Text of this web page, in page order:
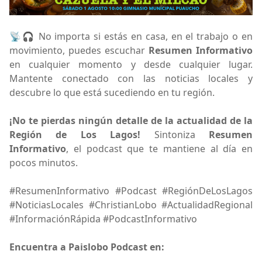
📡🎧 No importa si estás en casa, en el trabajo o en
movimiento, puedes escuchar Resumen Informativo
en cualquier momento y desde cualquier lugar.
Mantente conectado con las noticias locales y
descubre lo que está sucediendo en tu región.
¡No te pierdas ningún detalle de la actualidad de la
Región de Los Lagos! Sintoniza Resumen
Informativo, el podcast que te mantiene al día en
pocos minutos.
#ResumenInformativo #Podcast #RegiónDeLosLagos
#NoticiasLocales #ChristianLobo #ActualidadRegional
#InformaciónRápida #PodcastInformativo
Encuentra a Paislobo Podcast en: